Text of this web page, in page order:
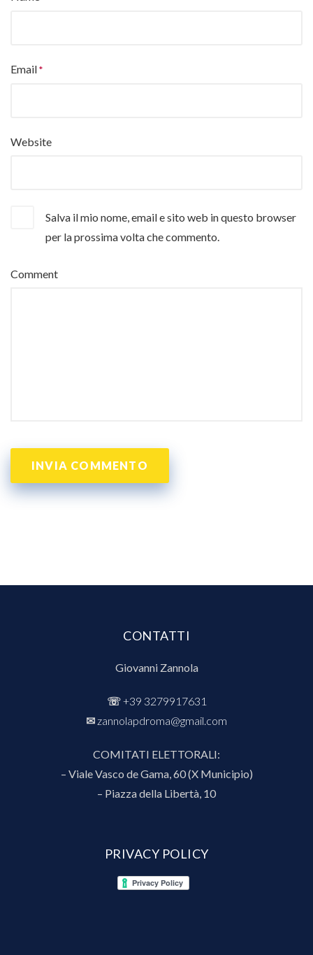
Email
Website
Salva il mio nome, email e sito web in questo browser
per la prossima volta che commento.
Comment
CONTATTI
Giovanni Zannola
☏+39 3279917631
✉︎ zannolapdroma@gmail.com
COMITATI ELETTORALI:
– Viale Vasco de Gama, 60 (X Municipio)
– Piazza della Libertà, 10
PRIVACY POLICY